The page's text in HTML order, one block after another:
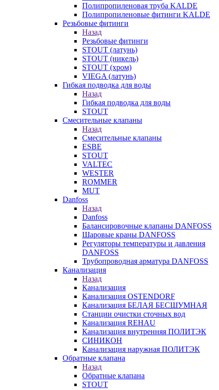
Полипропиленовая труба KALDE
Полипропиленовые фитинги KALDE
Резьбовые фитинги
Назад
Резьбовые фитинги
STOUT (латунь)
STOUT (никель)
STOUT (хром)
VIEGA (латунь)
Гибкая подводка для воды
Назад
Гибкая подводка для воды
STOUT
Смесительные клапаны
Назад
Смесительные клапаны
ESBE
STOUT
VALTEC
WESTER
ROMMER
MUT
Danfoss
Назад
Danfoss
Балансировочные клапаны DANFOSS
Шаровые краны DANFOSS
Регуляторы температуры и давления
DANFOSS
Трубопроводная арматура DANFOSS
Канализация
Назад
Канализация
Канализация OSTENDORF
Канализация БЕЛАЯ БЕСШУМНАЯ
Станции очистки сточных вод
Канализация REHAU
Канализация внутренняя ПОЛИТЭК
СИНИКОН
Канализация наружная ПОЛИТЭК
Обратные клапана
Назад
Обратные клапана
STOUT